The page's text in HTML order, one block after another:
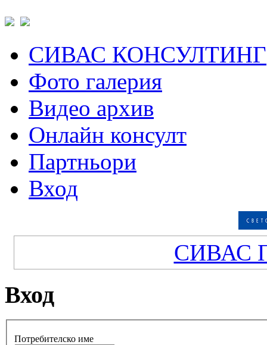
СИВАС КОНСУЛТИНГ
Фото галерия
Видео архив
Онлайн консулт
Партньори
Вход
СИВАС
Вход
Потребителско име